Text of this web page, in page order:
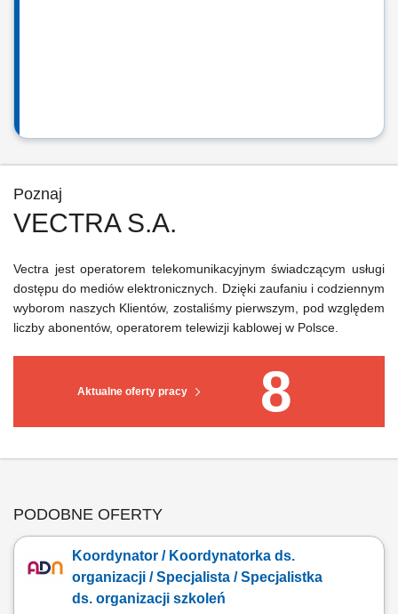
Poznaj
VECTRA S.A.
Aktualne oferty pracy 8
Vectra jest operatorem telekomunikacyjnym świadczącym usługi
dostępu do mediów elektronicznych. Dzięki zaufaniu i codziennym
wyborom naszych Klientów, zostaliśmy pierwszym, pod względem
liczby abonentów, operatorem telewizji kablowej w Polsce.
PODOBNE OFERTY
Koordynator / Koordynatorka ds.
organizacji / Specjalista / Specjalistka
ds. organizacji szkoleń